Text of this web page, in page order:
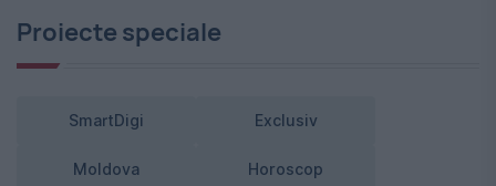
Proiecte speciale
SmartDigi Exclusiv
Moldova Horoscop